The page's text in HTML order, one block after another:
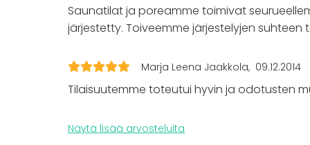
Ulkoilu
Lisätietoa palveluista ja puitteista
saaristolaisolympialaisia, paint ballia ja
Saunatilat ja poreamme toimivat
järjestetty. Toiveemme järjestelyjen suhteen
Marja Leena Jaakkola 09.12.2014
Tilaisuutemme toteutui hyvin ja odotusten
Näytä lisää arvosteluita